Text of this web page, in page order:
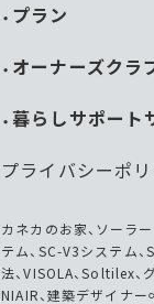
プラン
オーナーズクラ
暮らしサポート
プライバシーポ
カネカのお家、ソーラ
テム、SC-V3システム
法、VISOLA、Soltilex、
NIAIR、建築デザイナ